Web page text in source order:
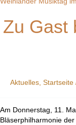
Zu Gast
Aktuelles Startseite
Am Donnerstag, 11.
Bläserphilharmonie